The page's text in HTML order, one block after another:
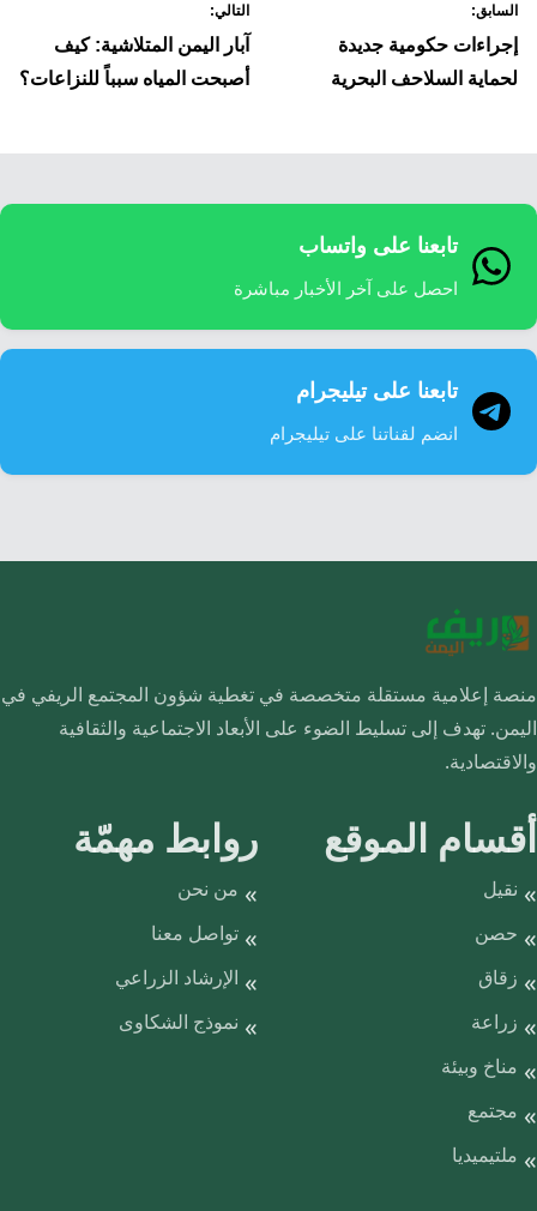
المقالات
السابق:
إجراءات حكومية جديدة
لحماية السلاحف البحرية
التالي:
آبار اليمن المتلاشية: كيف
أصبحت المياه سبباً للنزاعات؟
تابعنا على واتساب
احصل على آخر الأخبار مباشرة
تابعنا على تيليجرام
انضم لقناتنا على تيليجرام
منصة إعلامية مستقلة متخصصة في تغطية شؤون المجتمع الريفي في
اليمن. تهدف إلى تسليط الضوء على الأبعاد الاجتماعية والثقافية
والاقتصادية.
أقسام الموقع
نقيل
حصن
زقاق
زراعة
مناخ وبيئة
مجتمع
ملتيميديا
روابط مهمّة
من نحن
تواصل معنا
الإرشاد الزراعي
نموذج الشكاوى